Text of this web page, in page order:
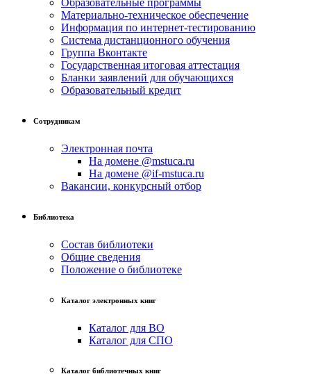
Материально-техническое обеспечение
Информация по интернет-тестированию
Система дистанционного обучения
Группа Вконтакте
Государственная итоговая аттестация
Бланки заявлений для обучающихся
Образовательный кредит
Сотрудникам
Электронная почта
На домене @mstuca.ru
На домене @if-mstuca.ru
Вакансии, конкурсный отбор
Библиотека
Состав библиотеки
Общие сведения
Положение о библиотеке
Каталог электронных книг
Каталог для ВО
Каталог для СПО
Каталог библиотечных книг